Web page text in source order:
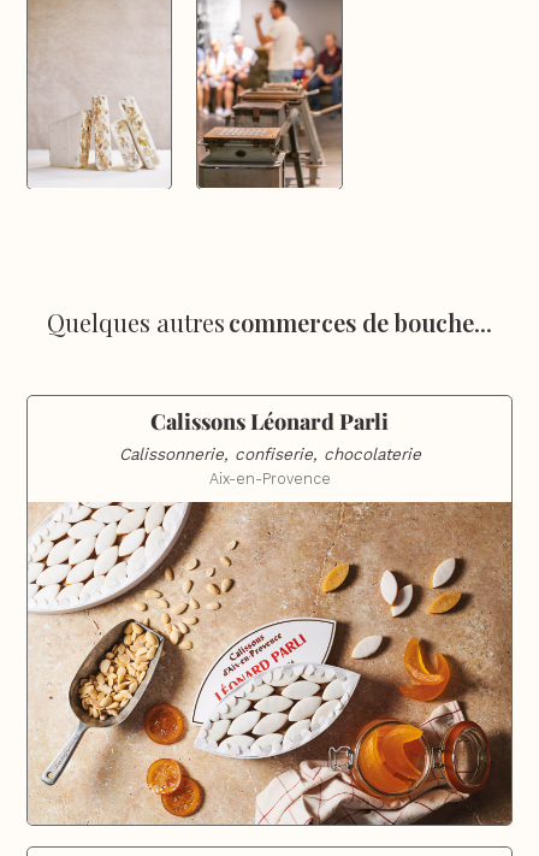
Quelques autrescommerces de bouche...
Calissons Léonard Parli
Calissonnerie, confiserie, chocolaterie
Aix-en-Provence